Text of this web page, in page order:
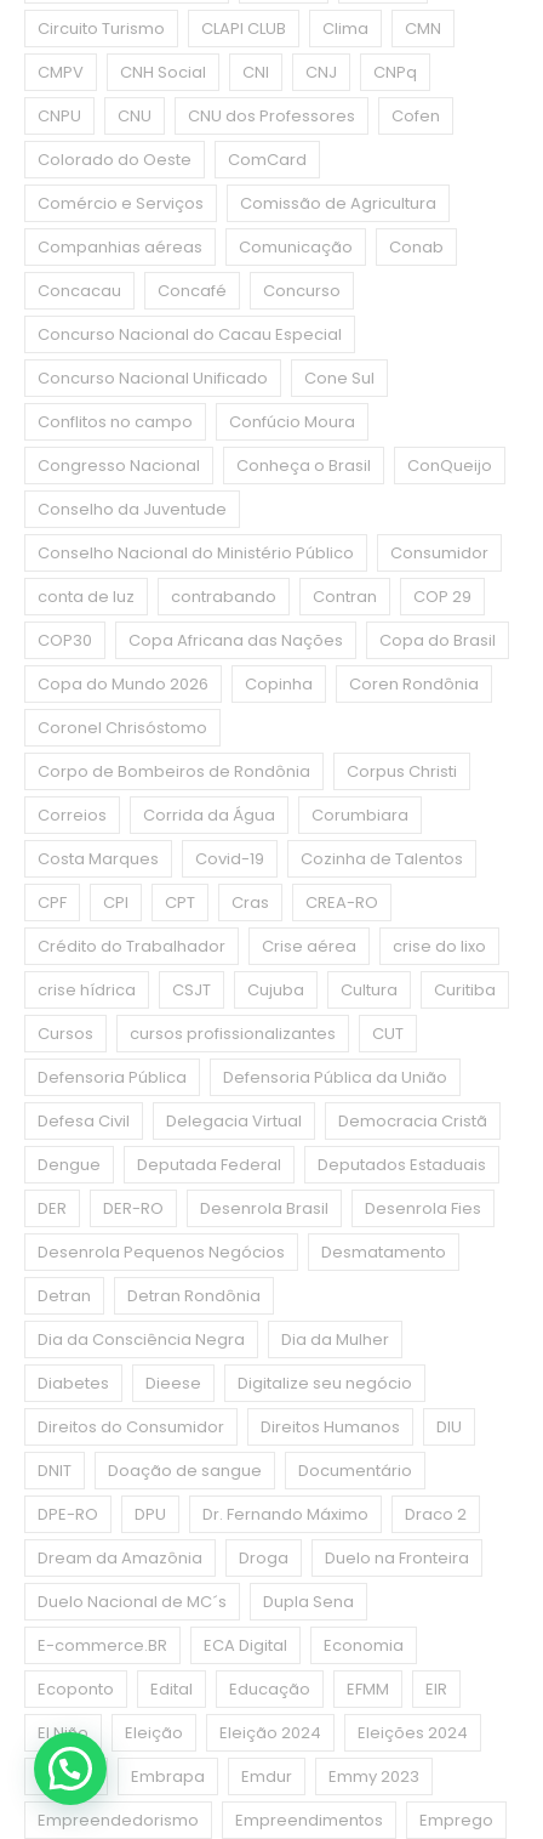
Circuito Turismo
CLAPI CLUB Clima
CMN
CMPV
CNH Social CNI CNJ
CNPq
CNPU
CNU CNU dos Professores
Cofen
Colorado do Oeste
ComCard
Comércio e Serviços
Comissão de Agricultura
Companhias aéreas
Comunicação
Conab
Concacau
Concafé
Concurso
Concurso Nacional do Cacau Especial
Concurso Nacional Unificado
Cone Sul
Conflitos no campo
Confúcio Moura
Congresso Nacional
Conheça o Brasil
ConQueijo
Conselho da Juventude
Conselho Nacional do Ministério Público
Consumidor
conta de luz
contrabando Contran
COP 29
COP30
Copa Africana das Nações
Copa do Brasil
Copa do Mundo 2026
Copinha
Coren Rondônia
Coronel Chrisóstomo
Corpo de Bombeiros de Rondônia
Corpus Christi
Correios
Corrida da Água
Corumbiara
Costa Marques
Covid-19
Cozinha de Talentos
CPF
CPI CPT Cras
CREA-RO
Crédito do Trabalhador
Crise aérea
crise do lixo
crise hídrica
CSJT Cujuba Cultura
Curitiba
Cursos
cursos profissionalizantes
CUT
Defensoria Pública
Defensoria Pública da União
Defesa Civil
Delegacia Virtual
Democracia Cristã
Dengue
Deputada Federal
Deputados Estaduais
DER
DER-RO Desenrola Brasil
Desenrola Fies
Desenrola Pequenos Negócios
Desmatamento
Detran
Detran Rondônia
Dia da Consciência Negra
Dia da Mulher
Diabetes
Dieese
Digitalize seu negócio
Direitos do Consumidor
Direitos Humanos
DIU
DNIT
Doação de sangue
Documentário
DPE-RO
DPU Dr. Fernando Máximo
Draco 2
Dream da Amazônia
Droga
Duelo na Fronteira
Duelo Nacional de MC´s
Dupla Sena
E-commerce.BR
ECA Digital
Economia
Ecoponto
Edital Educação EFMM
EIR
El Niño
Eleição Eleição 2024
Eleições 2024
Emater
Embrapa Emdur
Emmy 2023
Empreendedorismo
Empreendimentos Emprego